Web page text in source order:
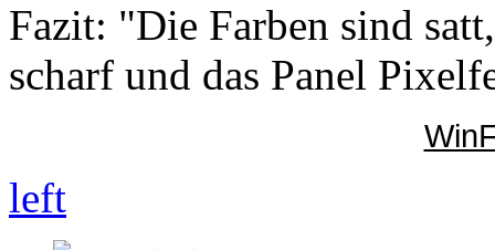
Fazit: "Die Farben sind
scharf und das Panel
left